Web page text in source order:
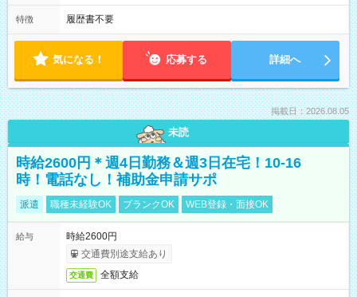
特徴 履歴書不要
気になる！ 応募する 詳細へ
掲載日：2026.08.05
未読
時給2600円＊週4日勤務＆週3日在宅！10-16
時！電話なし！補助金申請サポ
派遣 職種未経験OK ブランクOK WEB登録・面接OK
給与
時給2600円
交通費別途支給あり
交通費 全額支給